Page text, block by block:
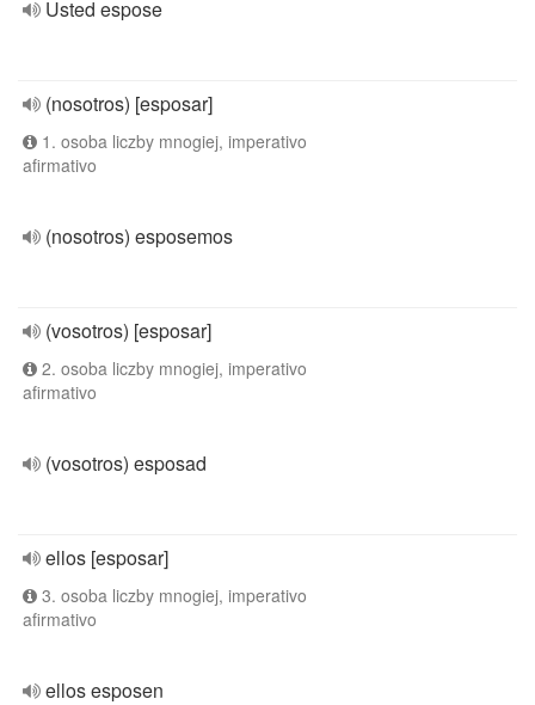
Usted espose
(nosotros) [esposar]
1. osoba liczby mnogiej, imperativo
afirmativo
(nosotros) esposemos
(vosotros) [esposar]
2. osoba liczby mnogiej, imperativo
afirmativo
(vosotros) esposad
ellos [esposar]
3. osoba liczby mnogiej, imperativo
afirmativo
ellos esposen